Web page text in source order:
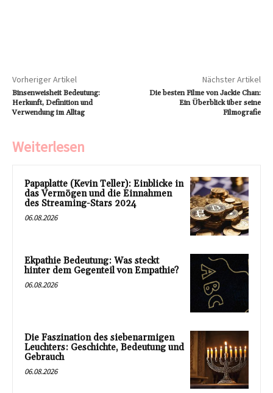
Vorheriger Artikel
Binsenweisheit Bedeutung:
Herkunft, Definition und
Verwendung im Alltag
Nächster Artikel
Die besten Filme von Jackie Chan:
Ein Überblick über seine
Filmografie
Weiterlesen
Papaplatte (Kevin Teller): Einblicke in
das Vermögen und die Einnahmen
des Streaming-Stars 2024
06.08.2026
Ekpathie Bedeutung: Was steckt
hinter dem Gegenteil von Empathie?
06.08.2026
Die Faszination des siebenarmigen
Leuchters: Geschichte, Bedeutung und
Gebrauch
06.08.2026